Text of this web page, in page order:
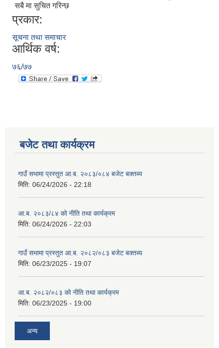
सबै मा सुचित गरिन्छ
प्रकार:
सूचना तथा समाचार
आर्थिक वर्ष:
७६/७७
बजेट तथा कार्यक्रम
गाउँ सभामा प्रस्तुत आ.ब. २०८३/०८४ बजेट बक्तब्य
मिति: 06/24/2026 - 22:18
आ.ब. २०८३/८४ को नीति तथा कार्यक्रम
मिति: 06/24/2026 - 22:03
गाउँ सभामा प्रस्तुत आ.ब. २०८२/०८३ बजेट बक्तब्य
मिति: 06/23/2025 - 19:07
आ.ब. २०८२/०८३ को नीति तथा कार्यक्रम
मिति: 06/23/2025 - 19:00
अन्य